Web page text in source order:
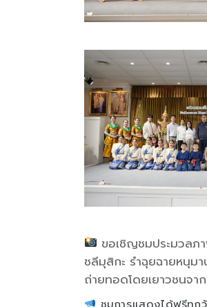
ขอเชิญชมประมวลภ
ชลีมุสิกะ รำฉุยฉายหนุม
ถ่ายทอดโดยเยาวชนจ